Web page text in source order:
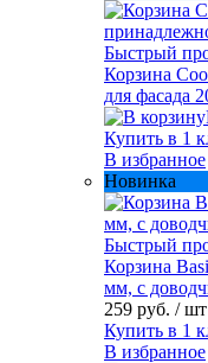
Быстрый
Корзина
для фасада
Купить в 1
В избранное
Новинка
Быстрый
Корзина
мм, с
259 руб. / шт
Купить в 1
В избранное